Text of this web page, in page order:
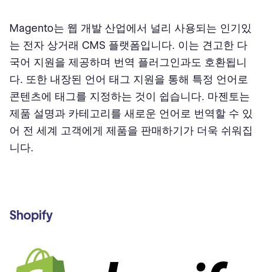
Magento는 웹 개발 산업에서 널리 사용되는 인기있
는 전자 상거래 CMS 플랫폼입니다. 이는 견고한 다
국어 지원을 제공하며 번역 플러그인과도 호환됩니
다. 또한 내장된 언어 태그 지원을 통해 특정 언어로
콘텐츠에 태그를 지정하는 것이 쉽습니다. 마젠토는
제품 설명과 카테고리를 새로운 언어로 번역할 수 있
어 전 세계 고객에게 제품을 판매하기가 더욱 쉬워집
니다.
Shopify